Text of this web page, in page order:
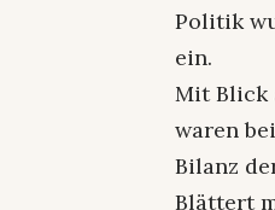
Politik
ein.
Mit Blick
waren
Bilanz
Blättert